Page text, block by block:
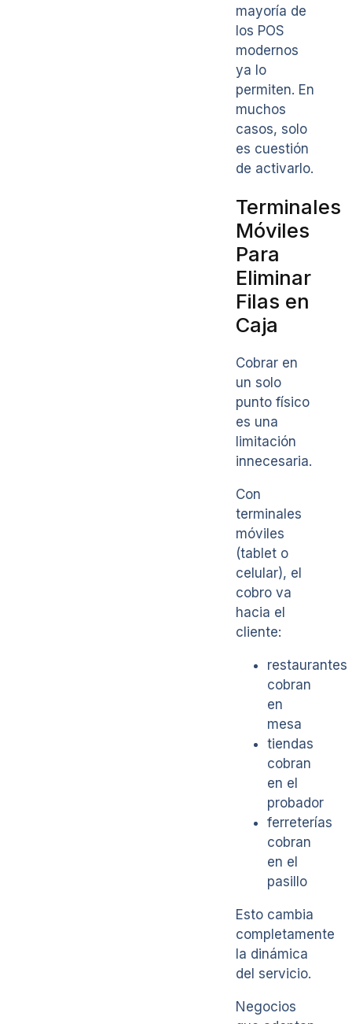
mayoría de
los POS
modernos
ya lo
permiten. En
muchos
casos, solo
es cuestión
de activarlo.
Terminales
Móviles
Para
Eliminar
Filas en
Caja
Cobrar en
un solo
punto físico
es una
limitación
innecesaria.
Con
terminales
móviles
(tablet o
celular), el
cobro va
hacia el
cliente:
restaurantes
cobran
en
mesa
tiendas
cobran
en el
probador
ferreterías
cobran
en el
pasillo
Esto cambia
completamente
la dinámica
del servicio.
Negocios